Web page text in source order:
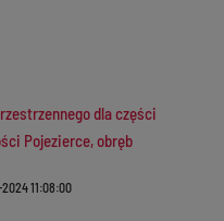
dla części
Pojezierce, obręb
2024 11:08:00